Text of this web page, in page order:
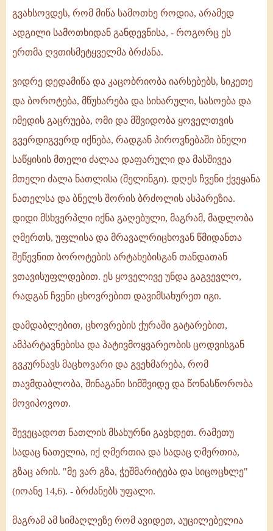
გვახსოვდეს, რომ მიწა სამოთხე როდია, არამედ
ადგილი სამოთხიდან განდევნისა, - როგორც ეს
ერთმა ღვთისმეტყველმა ბრძანა.
ვიდრე დედამიწა და კაცობრიობა იარსებებს, სიკეთე
და ბოროტება, მწუხარება და სიხარული, სასოება და
იმედის გაცრუება, ომი და მშვიდობა ყოველთვის
გვერდიგვერდ იქნება, რადგან პიროვნებაში ბნელი
საწყისის მთელი ძალაა დაფარული და მასშივეა
მთელი ძალა ნათლისა (შელინგი). დღეს ჩვენი ქვეყანა
ნათელსა და ბნელს შორის ბრძოლის ასპარეზია.
დიდი მსხვერპლი იქნა გაღებული, მაგრამ, მადლობა
ღმერთს, უფლისა და მრავალრიცხოვან წმიდანთა
შეწევნით ბოროტების არტახებისგან თანდათან
ვთავისუფლდებით. ეს ყოველივე უნდა გაგვევლო,
რადგან ჩვენი ცხოვრებით დავიმსახურეთ იგი.
დამდაბლებით, ცხოვრების ქურაში გატარებით,
ამპარტავნებისა და პატივმოყვარეობის ცოდვისგან
გვკურნავს მაცხოვარი და გვეხმარება, რომ
თავმდაბლობა, შინაგანი სიმშვიდე და წონასწორობა
მოვიპოვოთ.
შევეცადოთ ნათლის მსახურნი გავხდეთ. რამეთუ
სადაც ნათელია, იქ ღმერთია და სადაც ღმერთია,
გზაც არის. "მე ვარ გზა, ჭეშმარიტება და სიცოცხლე"
(იოანე 14,6). - ბრძანებს უფალი.
მაგრამ ამ სიმაღლეზე რომ ავიდეთ, აუცილებელია